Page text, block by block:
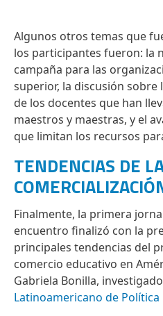
Algunos otros temas que
los participantes fueron: la
campaña para las
superior, la discusión sobre
de los docentes que han
maestros y maestras, y el
que limitan los recursos
TENDENCIAS DE
Finalmente, la primera
encuentro finalizó con la
principales tendencias del
comercio educativo en
Gabriela Bonilla,
Latinoamericano de Política